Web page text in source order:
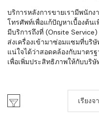
บริการหลังการขายเรามีพนัก
โทรศัพท์เพื่อแก้ปัญหาเบื้องต้น
มีบริการถึงที่ (Onsite
ส่งเครื่องเข้ามาซ่อมแซมที่บริ
แน่ใจได้ว่าสอดคล้องกับมาตร
เพื่อเพิ่มประสิทธิภาพให้กับบริ
เรียง
ใหม่-เ